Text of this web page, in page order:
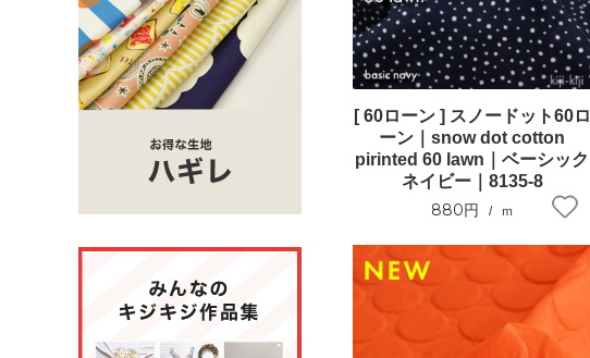
[ 60ローン ] スノードット60ロ
ーン｜snow dot cotton
pirinted 60 lawn｜ベーシック
ネイビー｜8135-8
880円 ｍ